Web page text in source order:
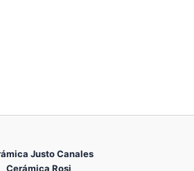
Justo Canales
Cerámica Rosi